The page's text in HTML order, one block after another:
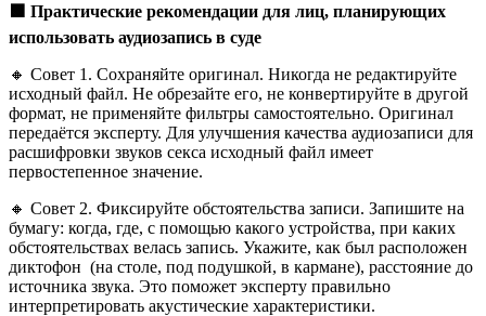
Практические рекомендации для лиц, планирующих
использовать аудиозапись в суде
🔸 Совет 1. Сохраняйте оригинал. Никогда не редактируйте
исходный файл. Не обрезайте его, не конвертируйте в другой
формат, не применяйте фильтры самостоятельно. Оригинал
передаётся эксперту. Для улучшения качества аудиозаписи для
расшифровки звуков секса исходный файл имеет
первостепенное значение.
🔸 Совет 2. Фиксируйте обстоятельства записи. Запишите на
бумагу: когда, где, с помощью какого устройства, при каких
обстоятельствах велась запись. Укажите, как был расположен
диктофон (на столе, под подушкой, в кармане), расстояние до
источника звука. Это поможет эксперту правильно
интерпретировать акустические характеристики.